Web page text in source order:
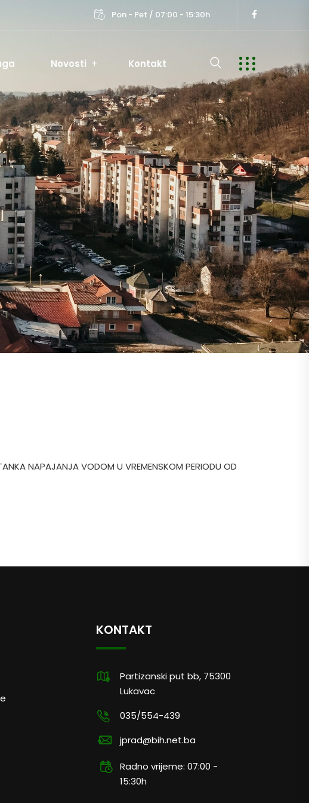
Pon - Pet / 07:00 - 15:30h
Novosti Kontakt
NAPAJANJA VODOM U VREMENSKOM PERIODU OD
KONTAKT
Partizanski put bb, 75300
Lukavac
035/554-439
jprad@bih.net.ba
Radno vrijeme: 07:00 -
15:30h